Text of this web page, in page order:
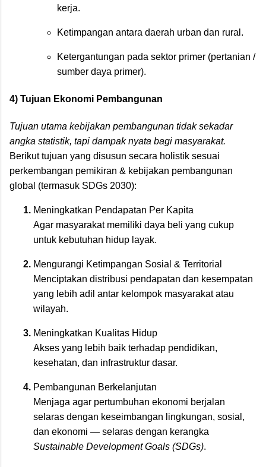
kerja.
Ketimpangan antara daerah urban dan rural.
Ketergantungan pada sektor primer (pertanian /
sumber daya primer).
4) Tujuan Ekonomi Pembangunan
Tujuan utama kebijakan pembangunan tidak sekadar
angka statistik, tapi dampak nyata bagi masyarakat.
Berikut tujuan yang disusun secara holistik sesuai
perkembangan pemikiran & kebijakan pembangunan
global (termasuk SDGs 2030):
Meningkatkan Pendapatan Per Kapita
Agar masyarakat memiliki daya beli yang cukup
untuk kebutuhan hidup layak.
Mengurangi Ketimpangan Sosial & Territorial
Menciptakan distribusi pendapatan dan kesempatan
yang lebih adil antar kelompok masyarakat atau
wilayah.
Meningkatkan Kualitas Hidup
Akses yang lebih baik terhadap pendidikan,
kesehatan, dan infrastruktur dasar.
Pembangunan Berkelanjutan
Menjaga agar pertumbuhan ekonomi berjalan
selaras dengan keseimbangan lingkungan, sosial,
dan ekonomi — selaras dengan kerangka
Sustainable Development Goals (SDGs).